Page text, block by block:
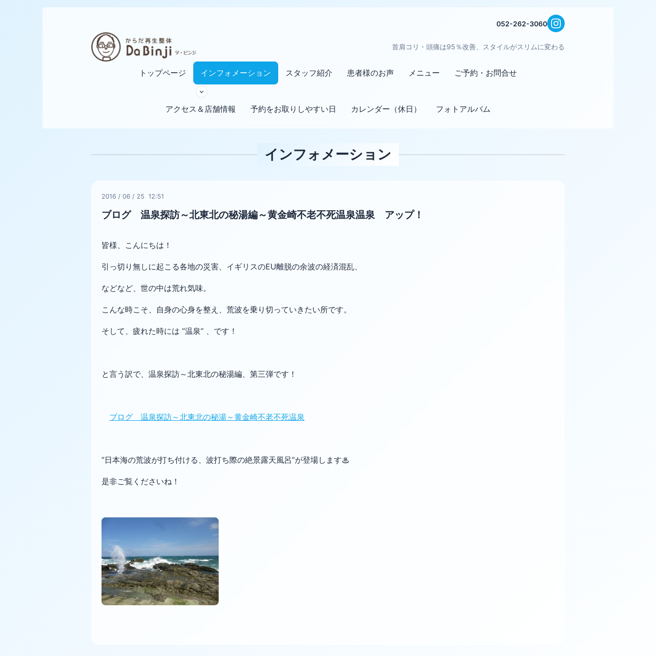
052-262-3060
首肩コリ・頭痛は95％改善、スタイルがスリムに変わる
トップページ インフォメーション スタッフ紹介 患者様のお声 メニュー ご予約・お問合せ
アクセス＆店舗情報 予約をお取りしやすい日 カレンダー（休日） フォトアルバム
インフォメーション
2016 / 06 / 25 12:51
ブログ 温泉探訪～北東北の秘湯編～黄金崎不老不死温泉温泉 アップ！
皆様、こんにちは！
引っ切り無しに起こる各地の災害、イギリスのEU離脱の余波の経済混乱、
などなど、世の中は荒れ気味。
こんな時こそ、自身の心身を整え、荒波を乗り切っていきたい所です。
そして、疲れた時には ”温泉” 、です！
と言う訳で、温泉探訪～北東北の秘湯編、第三弾です！
ブログ 温泉探訪～北東北の秘湯～黄金崎不老不死温泉
”日本海の荒波が打ち付ける、波打ち際の絶景露天風呂”が登場します♨
是非ご覧くださいね！